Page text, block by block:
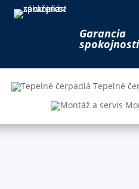
Garancia
spokojnosti
Tepelné